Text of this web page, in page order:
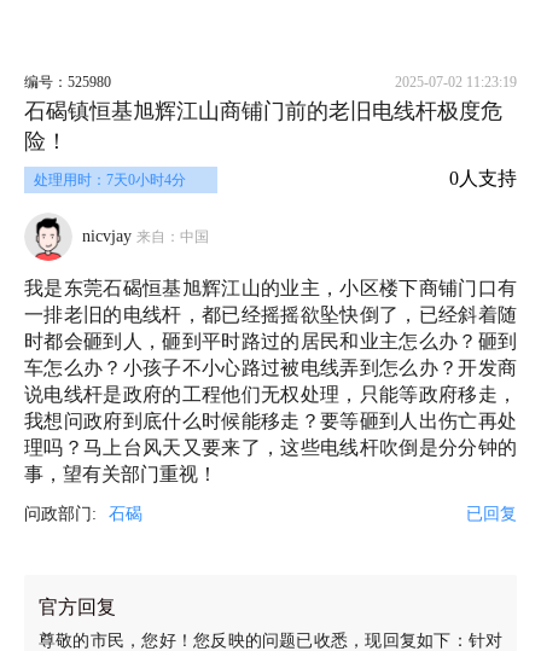
编号：525980 2025-07-02 11:23:19
石碣镇恒基旭辉江山商铺门前的老旧电线杆极度危
险！
处理用时：7天0小时4分 0人支持
nicvjay 来自：中国
我是东莞石碣恒基旭辉江山的业主，小区楼下商铺门口有
一排老旧的电线杆，都已经摇摇欲坠快倒了，已经斜着随
时都会砸到人，砸到平时路过的居民和业主怎么办？砸到
车怎么办？小孩子不小心路过被电线弄到怎么办？开发商
说电线杆是政府的工程他们无权处理，只能等政府移走，
我想问政府到底什么时候能移走？要等砸到人出伤亡再处
理吗？马上台风天又要来了，这些电线杆吹倒是分分钟的
事，望有关部门重视！
问政部门: 石碣 已回复
官方回复
尊敬的市民，您好！您反映的问题已收悉，现回复如下：针对